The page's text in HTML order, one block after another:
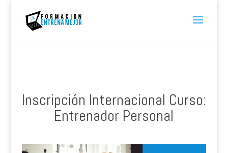
Inscripción Internacional Curso:
Entrenador Personal